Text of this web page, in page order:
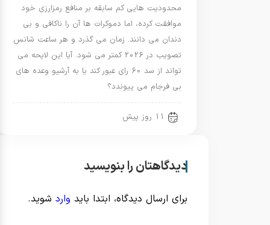
محدودیت هایی کم سابقه بر منافع رمزارزی خود
موافقت کرده، اما دموکرات ها آن را ناکافی و بی
دندان می دانند. زمان می گذرد و هر ساعت شانس
تصویب در 2026 کمتر می شود. آیا این لایحه می
تواند از سد 60 رای عبور کند یا به آرشیو وعده های
بی فرجام می پیوندد؟
11 روز پیش
دیدگاهتان را بنویسید
برای ارسال دیدگاه، ابتدا باید وارد شوید.